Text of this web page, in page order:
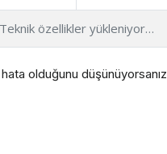
Teknik özellikler yükleniyor…
olduğunu düşünüyorsanız